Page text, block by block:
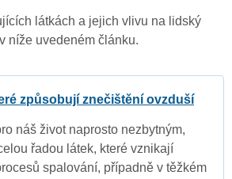
látkách a jejich vlivu na lidský
níže uvedeném článku.
způsobují znečištění ovzduší
náš život naprosto nezbytným,
řadou látek, které vznikají
spalování, případně v těžkém